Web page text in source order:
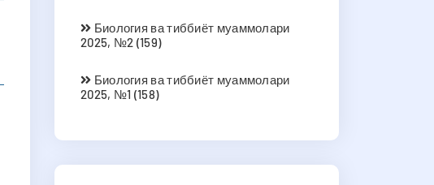
Биология ва тиббиёт муаммолари
2025, №2 (159)
Биология ва тиббиёт муаммолари
2025, №1 (158)